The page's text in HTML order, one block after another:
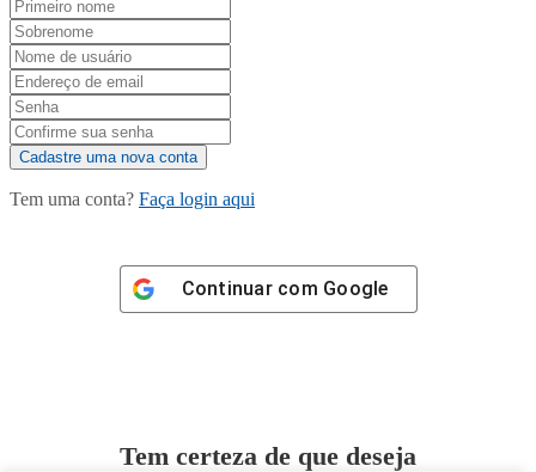
Tem uma conta? Faça login aqui
Continuar com Google
Tem certeza de que deseja